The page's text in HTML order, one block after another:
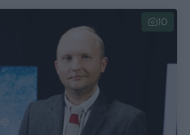
10